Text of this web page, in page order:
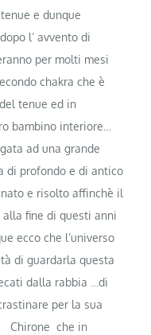
e dunque
l’ avvento di
per molti mesi
chakra che è
tenue ed in
bambino interiore…
ad una grande
di profondo e di antico
e risolto affinchè il
fine di questi anni
ecco che l’universo
di guardarla questa
dalla rabbia …di
per la sua
Chirone che in